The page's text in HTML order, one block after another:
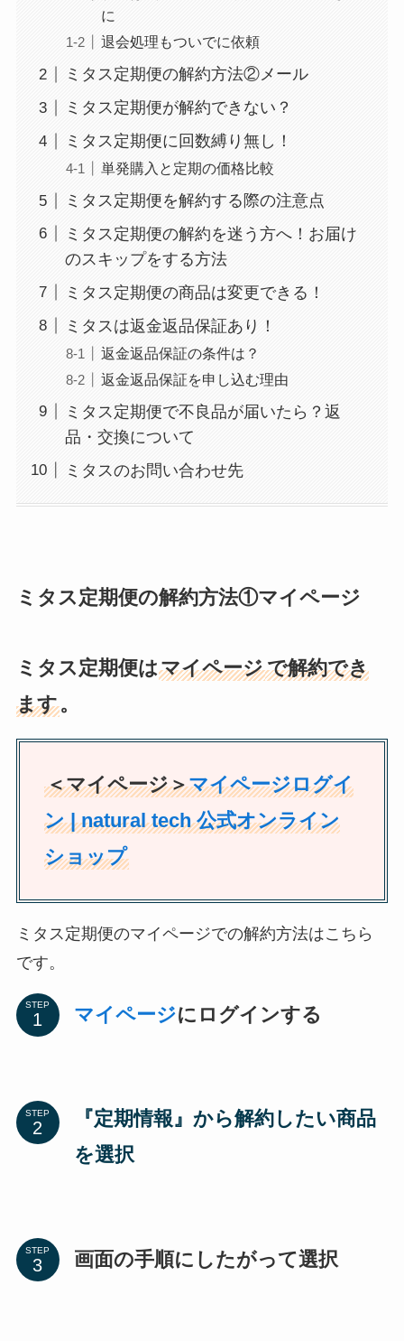
に
退会処理もついでに依頼
ミタス定期便の解約方法②メール
ミタス定期便が解約できない？
ミタス定期便に回数縛り無し！
単発購入と定期の価格比較
ミタス定期便を解約する際の注意点
ミタス定期便の解約を迷う方へ！お届け
のスキップをする方法
ミタス定期便の商品は変更できる！
ミタスは返金返品保証あり！
返金返品保証の条件は？
返金返品保証を申し込む理由
ミタス定期便で不良品が届いたら？返
品・交換について
ミタスのお問い合わせ先
ミタス定期便の解約方法①マイページ
ミタス定期便はマイページで解約でき
ます。
＜マイページ＞マイページログイ
ン | natural tech 公式オンライン
ショップ
ミタス定期便のマイページでの解約方法はこちら
です。
STEP マイページにログインする
STEP
『定期情報』から解約したい商品
を選択
STEP 画面の手順にしたがって選択